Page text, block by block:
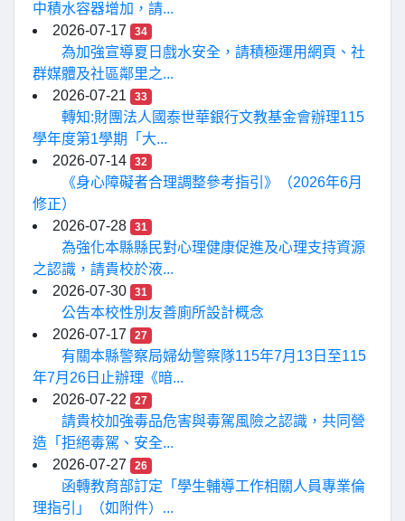
中積水容器增加，請...
2026-07-17
34
為加強宣導夏日戲水安全，請積極運用網頁、社
群媒體及社區鄰里之...
2026-07-21
33
轉知:財團法人國泰世華銀行文教基金會辦理115
學年度第1學期「大...
2026-07-14
32
《身心障礙者合理調整參考指引》（2026年6月
修正）
2026-07-28
31
為強化本縣縣民對心理健康促進及心理支持資源
之認識，請貴校於液...
2026-07-30
31
公告本校性別友善廁所設計概念
2026-07-17
27
有關本縣警察局婦幼警察隊115年7月13日至115
年7月26日止辦理《暗...
2026-07-22
27
請貴校加強毒品危害與毒駕風險之認識，共同營
造「拒絕毒駕、安全...
2026-07-27
26
函轉教育部訂定「學生輔導工作相關人員專業倫
理指引」（如附件）...